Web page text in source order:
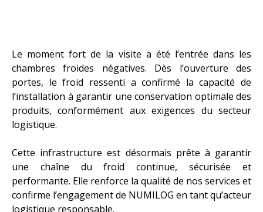
Le moment fort de la visite a été l’entrée dans les
chambres froides négatives. Dès l’ouverture des
portes, le froid ressenti a confirmé la capacité de
l’installation à garantir une conservation optimale des
produits, conformément aux exigences du secteur
logistique.
Cette infrastructure est désormais prête à garantir
une chaîne du froid continue, sécurisée et
performante. Elle renforce la qualité de nos services et
confirme l’engagement de NUMILOG en tant qu’acteur
logistique responsable.